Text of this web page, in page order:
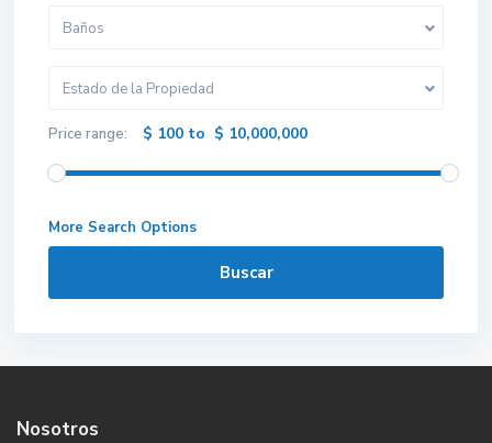
Baños
Estado de la Propiedad
Price range: $ 100 to $ 10,000,000
More Search Options
Buscar
Nosotros